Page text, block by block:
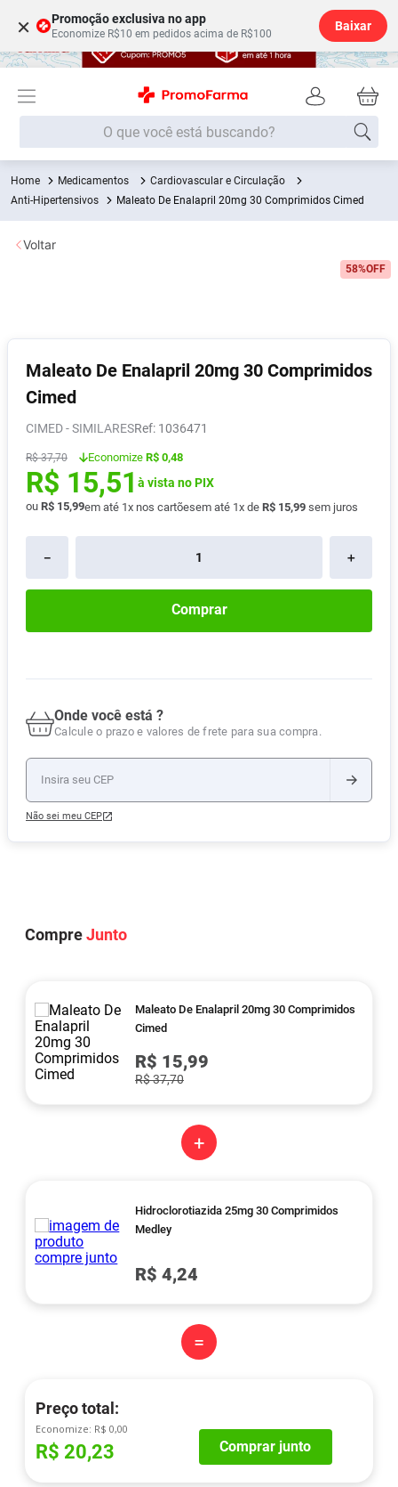
× Promoção exclusiva no app
Economize R$10 em pedidos acima de R$100
Baixar
O que você está buscando?
Medicamentos
Cardiovascular e Circulação
Anti-Hipertensivos
Maleato De Enalapril 20mg 30 Comprimidos Cimed
58%OFF
Maleato De Enalapril 20mg 30 Comprimidos
Cimed
CIMED - SIMILARES : 1036471
R$ 37,70 Economize R$ 0,48
R$ 15,51 à vista no PIX
ou R$ 15,99em até 1x nos cartõesem até 1x de R$ 15,99 sem juros
＋
－
Comprar
Onde você está ?
Calcule o prazo e valores de frete para sua compra.
Não sei meu CEP
Voltar
CompreJunto
Maleato De Enalapril 20mg 30 Comprimidos
Cimed
R$ 15,99
R$ 37,70
+
Hidroclorotiazida 25mg 30 Comprimidos
Medley
R$ 4,24
=
Preço total:
Economize: R$ 0,00
R$ 20,23 Comprar junto
Termos mais buscados
1º Fralda
2
5º Fralda G
6º Desodorante
7º Shampoo
8º Absorvente
Pampers Confort Sec
10 Lavitan